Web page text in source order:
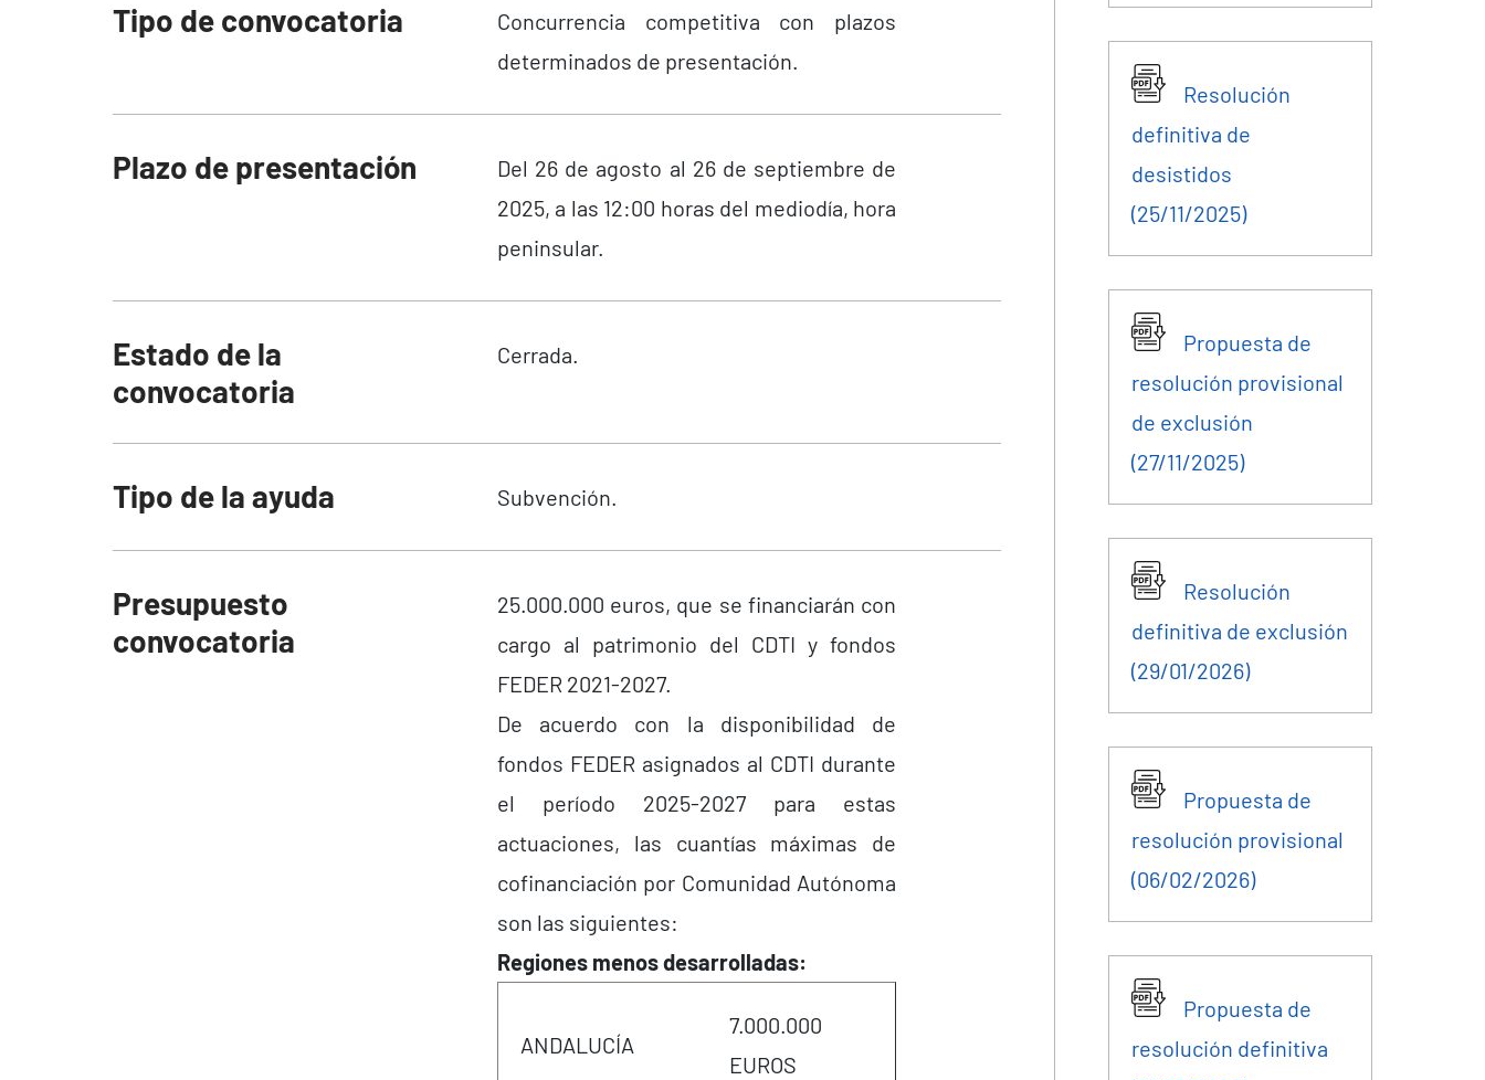
Tipo de convocatoria
Concurrencia competitiva con plazos
determinados de presentación.
Plazo de presentación
Del 26 de agosto al 26 de septiembre de
2025, a las 12:00 horas del mediodía, hora
peninsular.
Estado de la
convocatoria
Cerrada.
Tipo de la ayuda Subvención.
Presupuesto
convocatoria
25.000.000 euros, que se financiarán con
cargo al patrimonio del CDTI y fondos
FEDER 2021-2027.
De acuerdo con la disponibilidad de
fondos FEDER asignados al CDTI durante
el período 2025-2027 para estas
actuaciones, las cuantías máximas de
cofinanciación por Comunidad Autónoma
son las siguientes:
Regiones menos desarrolladas:
ANDALUCÍA
7.000.000
EUROS
Resolución
definitiva de
desistidos
(25/11/2025)
Propuesta de
resolución provisional
de exclusión
(27/11/2025)
Resolución
definitiva de exclusión
(29/01/2026)
Propuesta de
resolución provisional
(06/02/2026)
Propuesta de
resolución definitiva